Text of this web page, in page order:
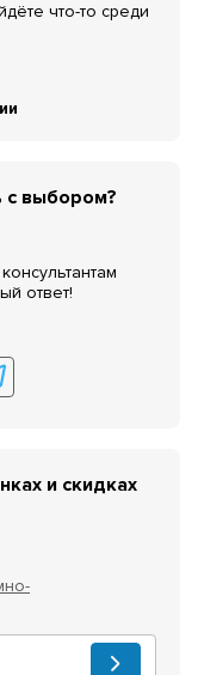
что-то среди
с выбором?
ответ!
и скидках